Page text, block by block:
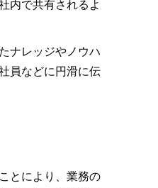
内で共有されるよ
ナレッジやノウハ
員などに円滑に伝
とにより、業務の